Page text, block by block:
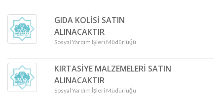
GIDA KOLİSİ SATIN
ALINACAKTIR
Sosyal Yardım İşleri Müdürlüğü
KIRTASİYE MALZEMELERİ SATIN
ALINACAKTIR
Sosyal Yardım İşleri Müdürlüğü